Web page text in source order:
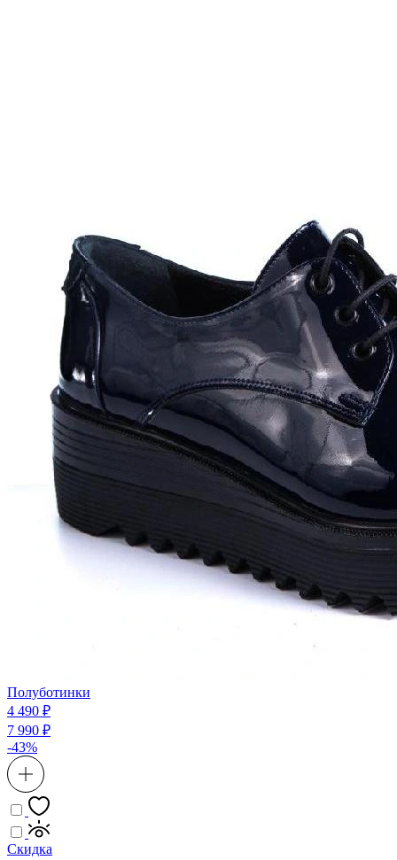
Полуботинки
4 490 ₽
7 990 ₽
-43%
Скидка